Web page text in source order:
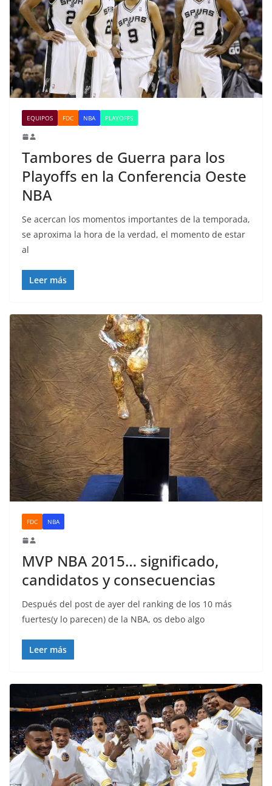
EQUIPOS FDC NBA PLAYOFFS
Tambores de Guerra para los
Playoffs en la Conferencia Oeste
NBA
Se acercan los momentos importantes de la temporada,
se aproxima la hora de la verdad, el momento de estar
al
Leer más
FDC NBA
MVP NBA 2015… significado,
candidatos y consecuencias
Después del post de ayer del ranking de los 10 más
fuertes(y lo parecen) de la NBA, os debo algo
Leer más